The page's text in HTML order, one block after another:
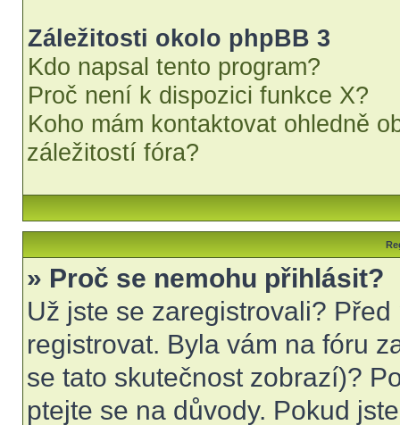
Záležitosti okolo phpBB 3
Kdo napsal tento program?
Proč není k dispozici funkce X?
Koho mám kontaktovat ohledně
záležitostí fóra?
» Proč se nemohu přihlásit?
Už jste se zaregistrovali?
registrovat. Byla vám na fóru
se tato skutečnost zobrazí)?
ptejte se na důvody. Pokud